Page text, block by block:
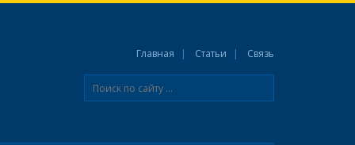
Главная Статьи Связь